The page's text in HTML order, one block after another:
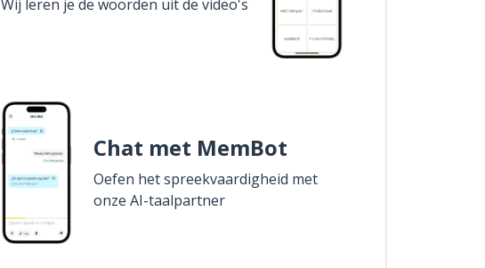
Wij leren je de woorden uit de video's
Chat met MemBot
Oefen het spreekvaardigheid met
onze AI-taalpartner